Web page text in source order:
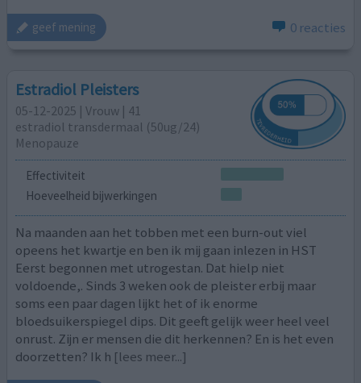
geef mening 0 reacties
Estradiol Pleisters
05-12-2025 | Vrouw | 41
estradiol transdermaal (50ug/24)
Menopauze
Effectiviteit
Hoeveelheid bijwerkingen
Na maanden aan het tobben met een burn-out viel
opeens het kwartje en ben ik mij gaan inlezen in HST
Eerst begonnen met utrogestan. Dat hielp niet
voldoende,. Sinds 3 weken ook de pleister erbij maar
soms een paar dagen lijkt het of ik enorme
bloedsuikerspiegel dips. Dit geeft gelijk weer heel veel
onrust. Zijn er mensen die dit herkennen? En is het even
doorzetten? Ik h [lees meer...]